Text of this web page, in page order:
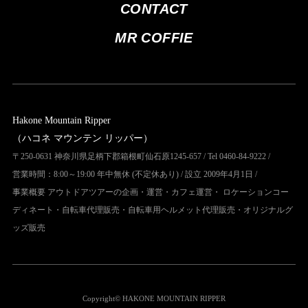
CONTACT
MR COFFIE
Hakone Mountain Ripper
（ハコネ マウンテン リッパー）
〒250-0631 神奈川県足柄下郡箱根町仙石原1245-657 / Tel 0460-84-9222 /
営業時間：8:00～19:00 年中無休 (不定休あり) / 設立 2009年4月1日 /
事業概要 アウトドアツアーの企画・運営・カフェ運営・ ロケーションコー
ディネート・自転車代理販売・自転車用ヘルメット代理販売・オリジナルグ
ッズ販売
Copyright© HAKONE MOUNTAIN RIPPER